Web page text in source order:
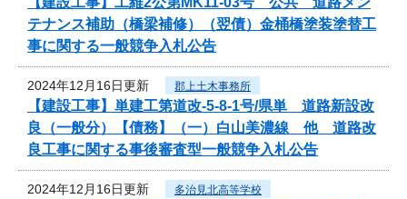
テナンス補助（橋梁補修）（翌債）金桶橋塗装塗替工
事に関する一般競争入札公告
2024年12月16日更新 郡上土木事務所
【建設工事】単建工第道改-5-8-1号/県単 道路新設改
良（一般分）【債務】（一）白山美濃線 他 道路改
良工事に関する事後審査型一般競争入札公告
2024年12月16日更新 多治見北高等学校